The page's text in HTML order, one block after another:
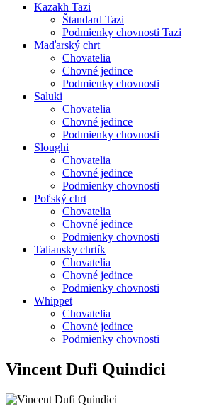
Kazakh Tazi
Štandard Tazi
Podmienky chovnosti Tazi
Maďarský chrt
Chovatelia
Chovné jedince
Podmienky chovnosti
Saluki
Chovatelia
Chovné jedince
Podmienky chovnosti
Sloughi
Chovatelia
Chovné jedince
Podmienky chovnosti
Poľský chrt
Chovatelia
Chovné jedince
Podmienky chovnosti
Taliansky chrtík
Chovatelia
Chovné jedince
Podmienky chovnosti
Whippet
Chovatelia
Chovné jedince
Podmienky chovnosti
Vincent Dufi Quindici